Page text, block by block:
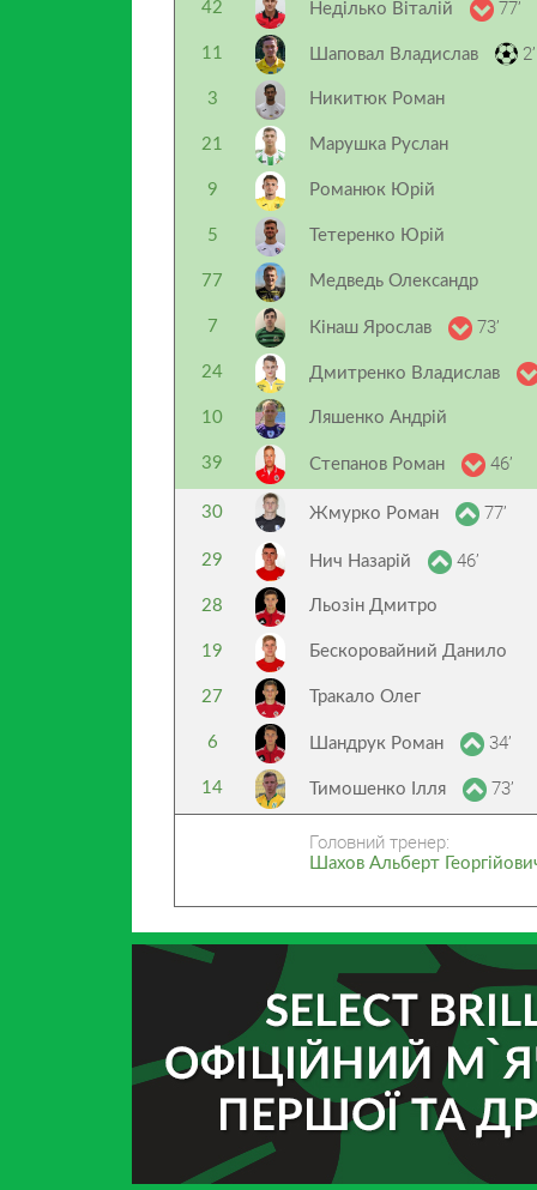
42 Неділько Віталій 77’
11 Шаповал Владислав 2’
3 Никитюк Роман
21 Марушка Руслан
9 Романюк Юрій
5 Тетеренко Юрій
77 Медведь Олександр
7 Кінаш Ярослав 73’
24 Дмитренко Владислав
10 Ляшенко Андрій
39 Степанов Роман 46’
30 Жмурко Роман 77’
29 Нич Назарій 46’
28 Льозін Дмитро
19 Бескоровайний Данило
27 Тракало Олег
6 Шандрук Роман 34’
14 Тимошенко Ілля 73’
Головний тренер:
Шахов Альберт